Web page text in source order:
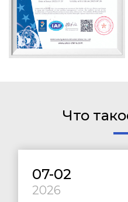
Что
07-02
2026